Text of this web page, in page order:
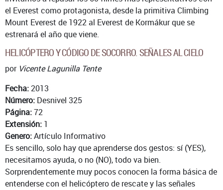
el Everest como protagonista, desde la primitiva Climbing
Mount Everest de 1922 al Everest de Kormákur que se
estrenará el año que viene.
HELICÓPTERO Y CÓDIGO DE SOCORRO. SEÑALES AL CIELO
por Vicente Lagunilla Tente
Fecha:2013
Número: Desnivel 325
Página:72
Extensión: 1
Genero:Artículo Informativo
Es sencillo, solo hay que aprenderse dos gestos: sí (YES),
necesitamos ayuda, o no (NO), todo va bien.
Sorprendentemente muy pocos conocen la forma básica de
entenderse con el helicóptero de rescate y las señales